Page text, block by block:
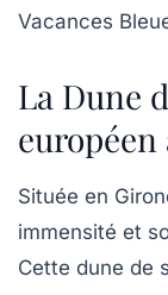
Vacances
La Dune
Située en
immensité et
Cette dune de